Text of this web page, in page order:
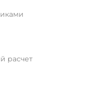
расчет